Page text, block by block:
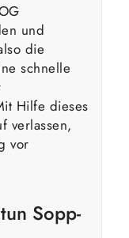
und
die
schnelle
Hilfe dieses
verlassen,
vor
Sopp-